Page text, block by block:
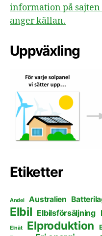
information på
anger källan.
Uppväxling
Etiketter
Andel Australien
Elbil Elbilsförsäljning
Elnät Elproduktion